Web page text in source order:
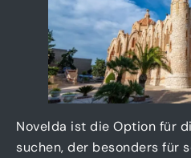
Novelda ist die Option für
suchen, der besonders für